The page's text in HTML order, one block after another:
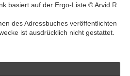
basiert auf der Ergo-Liste © Arvid R.
des Adressbuches veröffentlichten
ist ausdrücklich nicht gestattet.